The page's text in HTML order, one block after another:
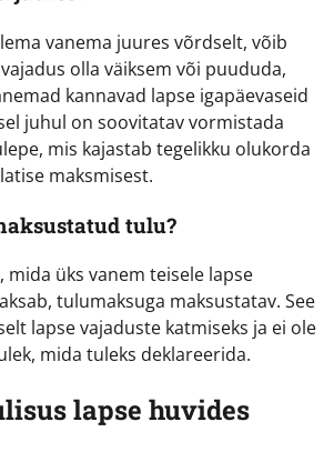
vanema juures võrdselt, võib
olla väiksem või puududa,
kannavad lapse igapäevaseid
juhul on soovitatav vormistada
mis kajastab tegelikku olukorda
maksmisest.
tulu?
mida üks vanem teisele lapse
tulumaksuga maksustatav. See
lapse vajaduste katmiseks ja ei ole
mida tuleks deklareerida.
lapse huvides